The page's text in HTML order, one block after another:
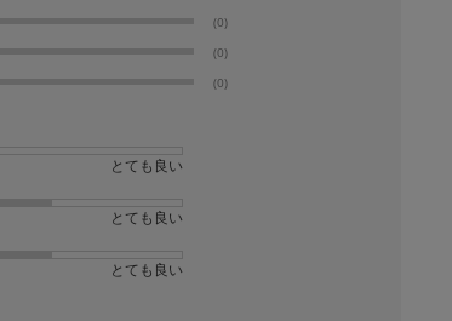
(0)
(0)
(0)
とても良い
とても良い
とても良い